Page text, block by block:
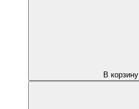
В корзину